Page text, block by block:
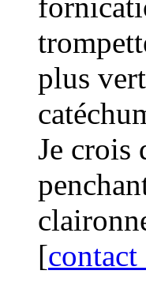
plus
Je crois
[contact